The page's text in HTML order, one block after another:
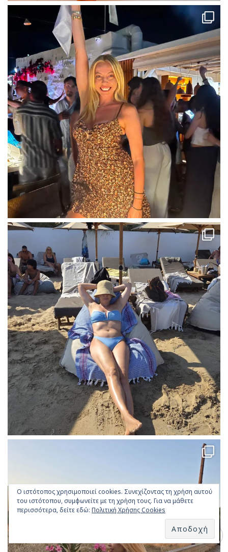
Ο ιστότοπος χρησιμοποιεί cookies. Συνεχίζοντας τη χρήση αυτού
του ιστότοπου, συμφωνείτε με τη χρήση τους. Για να μάθετε
περισσότερα, δείτε εδώ: Πολιτική Χρήσης Cookies